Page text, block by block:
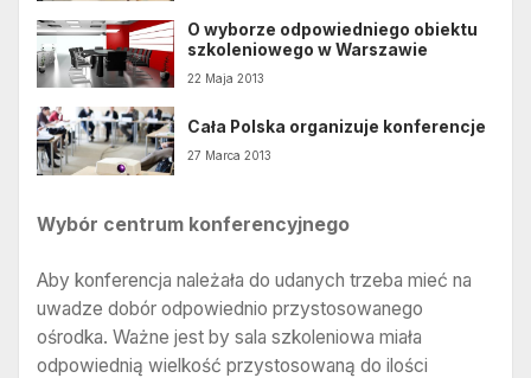
O wyborze odpowiedniego obiektu
szkoleniowego w Warszawie
22 Maja 2013
Cała Polska organizuje konferencje
27 Marca 2013
Wybór centrum konferencyjnego
Aby konferencja należała do udanych trzeba mieć na
uwadze dobór odpowiednio przystosowanego
ośrodka. Ważne jest by sala szkoleniowa miała
odpowiednią wielkość przystosowaną do ilości